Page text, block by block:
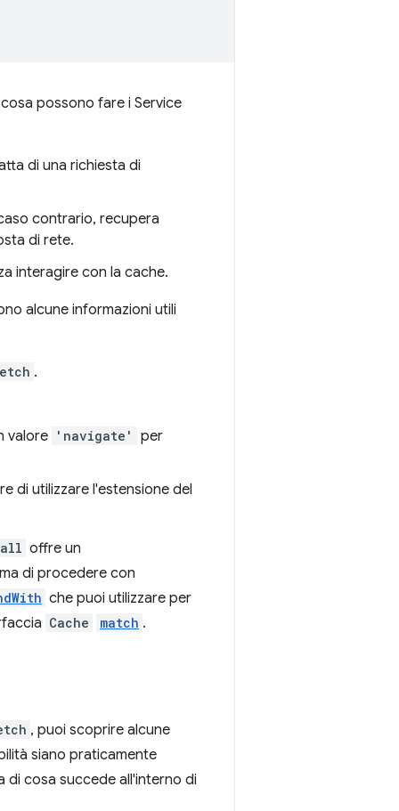
possono fare i Service
di una richiesta di
contrario, recupera
di rete.
interagire con la cache.
alcune informazioni utili
.
valore 'navigate'
per
di utilizzare l'estensione del
offre un
di procedere con
che puoi utilizzare per
Cache match .
, puoi scoprire alcune
siano praticamente
di cosa succede all'interno di